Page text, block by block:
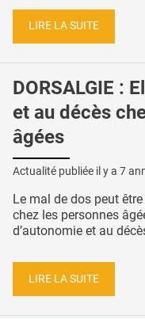
LIRE LA SUITE
DORSALGIE :
et au décès
âgées
Actualité publiée il y a 7
Le mal de dos peut
chez les personnes
d’autonomie et au
LIRE LA SUITE